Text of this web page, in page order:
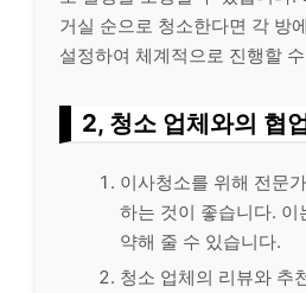
거실 순으로 청소한다면 각 방
설정하여 체계적으로 진행할
2, 청소 업체와의 협
이사청소를 위해 전문
하는 것이 좋습니다. 이
약해 줄 수 있습니다.
청소 업체의 리뷰와 추